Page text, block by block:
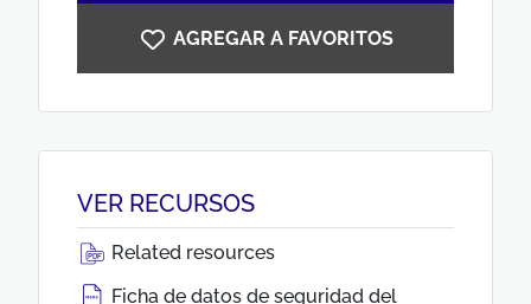
AGREGAR A FAVORITOS
VER RECURSOS
Related resources
Ficha de datos de seguridad del